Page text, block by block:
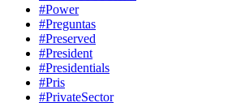
#Power
#Preguntas
#Preserved
#President
#Presidentials
#Pris
#PrivateSector